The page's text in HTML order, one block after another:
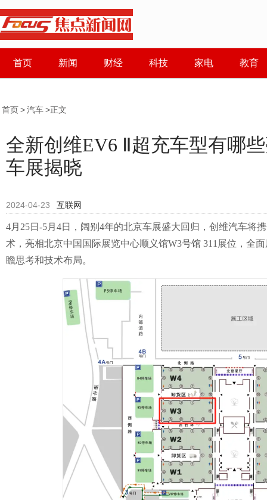
首页 新闻 财经 科技 家电 教育
首页>汽车>正文
全新创维EV6 Ⅱ超充车型有哪
车展揭晓
2024-04-23 互联网
4月25日-5月4日，阔别4年的北京车展盛大回归，创维汽车将
术，亮相北京中国国际展览中心顺义馆W3号馆 311展位，全
瞻思考和技术布局。